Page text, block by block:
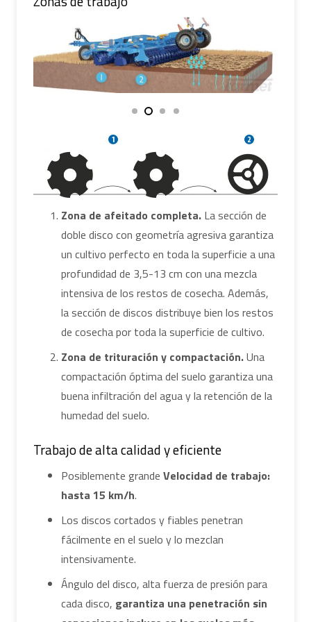
Zona de afeitado completa. La sección de
doble disco con geometría agresiva garantiza
un cultivo perfecto en toda la superficie a una
profundidad de 3,5-13 cm con una mezcla
intensiva de los restos de cosecha. Además,
la sección de discos distribuye bien los restos
de cosecha por toda la superficie de cultivo.
Zona de trituración y compactación.Una
compactación óptima del suelo garantiza una
buena infiltración del agua y la retención de la
humedad del suelo.
Trabajo de alta calidad y eficiente
Posiblemente grande Velocidad de trabajo:
hasta 15 km/h.
Los discos cortados y fiables penetran
fácilmente en el suelo y lo mezclan
intensivamente.
Ángulo del disco, alta fuerza de presión para
cada disco, garantiza una penetración sin